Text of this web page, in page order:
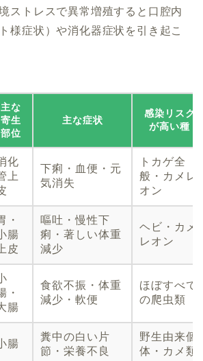
ストレスで異常増殖すると口腔内
様症状）や消化器症状を引き起こ
主な
寄生
部位
主な症状
感染リスク
が高い種
化
上
下痢・血便・元
気消失
トカゲ全
般・カメレ
オン
・
腸
上皮
嘔吐・慢性下
痢・著しい体重
減少
ヘビ・カメ
レオン
・
腸
食欲不振・体重
減少・軟便
ほぼすべて
の爬虫類
腸
糞中の白い片
節・栄養不良
野生由来個
体・カメ類